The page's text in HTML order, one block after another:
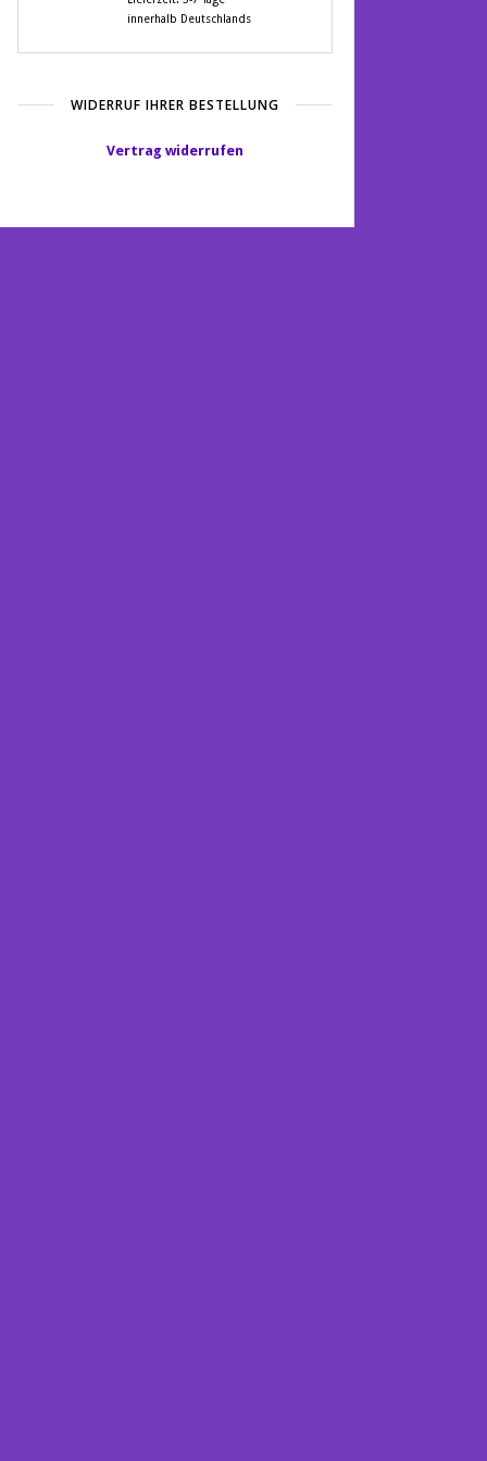
innerhalb Deutschlands
WIDERRUF IHRER BESTELLUNG
Vertrag widerrufen